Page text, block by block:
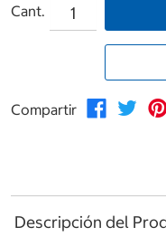
Cant.
Compartir
Descripción del